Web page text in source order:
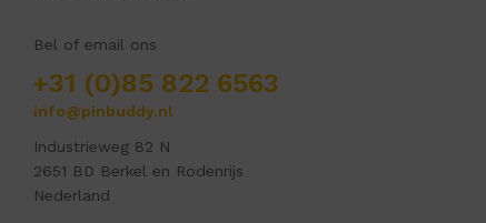
Bel of email ons
+31 (0)85 822 6563
info@pinbuddy.nl
Industrieweg 82 N
2651 BD Berkel en Rodenrijs
Nederland